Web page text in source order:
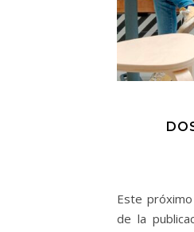
Este
de la